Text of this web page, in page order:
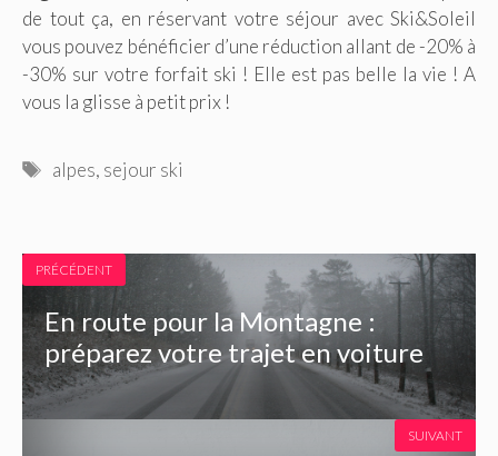
de tout ça, en réservant votre séjour avec Ski&Soleil
vous pouvez bénéficier d’une réduction allant de -20% à
-30% sur votre forfait ski ! Elle est pas belle la vie ! A
vous la glisse à petit prix !
Étiquettes
alpes, sejour ski
PRÉCÉDENT
En route pour la Montagne :
préparez votre trajet en voiture
SUIVANT